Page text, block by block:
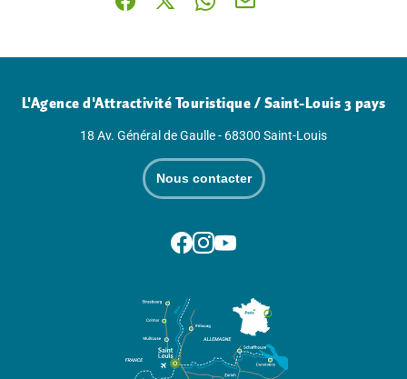
Partager sur Facebook (nouvelle fenêtre)
Partager sur X / Twitter (nouvelle
Partager sur WhatsApp
Partager par mail
L'Agence d'Attractivité Touristique / Saint-Louis 3 pays
18 Av. Général de Gaulle - 68300 Saint-Louis
Nous contacter
Suivez-nous sur Facebook
Suivez-nous sur Instagram
Suivez-nous sur Youtube